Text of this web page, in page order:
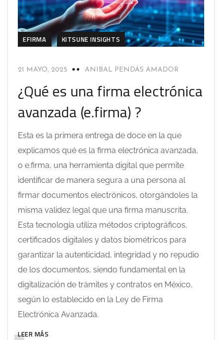
EFIRMA KITSUNE INSIGHTS
21 MAYO, 2025 ANIBAL PENDÁS AMADOR
¿Qué es una firma electrónica
avanzada (e.firma) ?
Esta es la primera entrega de doce en la que
explicamos qué es la firma electrónica avanzada,
o e.firma, una herramienta digital que permite
identificar de manera segura a una persona al
firmar documentos electrónicos, otorgándoles la
misma validez legal que una firma manuscrita.
Esta tecnología utiliza métodos criptográficos,
certificados digitales y datos biométricos para
garantizar la autenticidad, integridad y no repudio
de los documentos, siendo fundamental en la
digitalización de trámites y contratos en México,
según lo establecido en la Ley de Firma
Electrónica Avanzada.
LEER MÁS